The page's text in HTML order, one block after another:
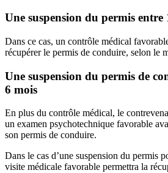
Une suspension du permis entre
Dans ce cas, un contrôle médical
récupérer le permis de conduire, selon le
Une suspension du permis de
6 mois
En plus du contrôle médical, le
un examen psychotechnique favorable
son permis de conduire.
Dans le cas d’une suspension du permis
visite médicale favorable permettra la